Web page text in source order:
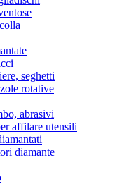
seghetti
rotative
abrasivi
affilare utensili
diamante